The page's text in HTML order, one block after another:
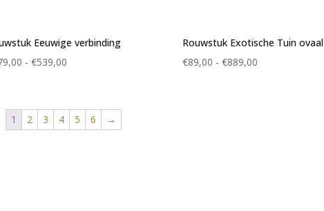
Eeuwige verbinding
- €539,00Prijsklasse:
€539,00
Rouwstuk Exotische Tuin ovaal
€89,00 - €889,00Prijsklasse:
1 2 3 4 5 6 →